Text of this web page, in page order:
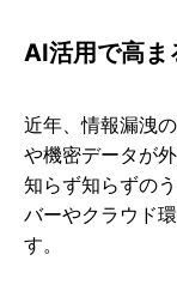
AI活用で高ま
近年、情報漏洩
や機密データが
知らず知らずの
バーやクラウド
す。